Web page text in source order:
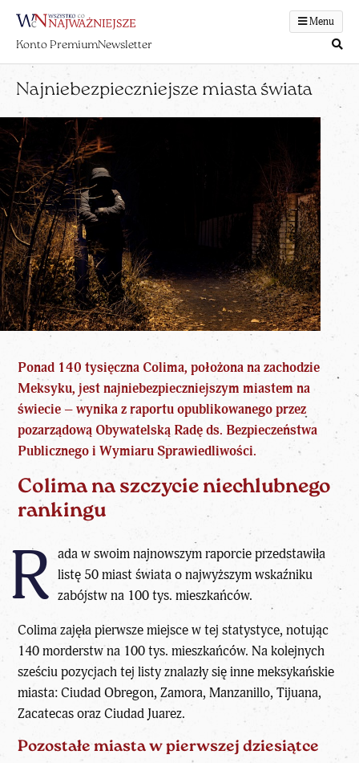
Menu
Konto PremiumNewsletter
Najniebezpieczniejsze miasta świata
Ponad 140 tysięczna Colima, położona na zachodzie
Meksyku, jest najniebezpieczniejszym miastem na
świecie – wynika z raportu opublikowanego przez
pozarządową Obywatelską Radę ds. Bezpieczeństwa
Publicznego i Wymiaru Sprawiedliwości.
Colima na szczycie niechlubnego
rankingu
R ada w swoim najnowszym raporcie przedstawiła
listę 50 miast świata o najwyższym wskaźniku
zabójstw na 100 tys. mieszkańców.
Colima zajęła pierwsze miejsce w tej statystyce, notując
140 morderstw na 100 tys. mieszkańców. Na kolejnych
sześciu pozycjach tej listy znalazły się inne meksykańskie
miasta: Ciudad Obregon, Zamora, Manzanillo, Tijuana,
Zacatecas oraz Ciudad Juarez.
Pozostałe miasta w pierwszej dziesiątce